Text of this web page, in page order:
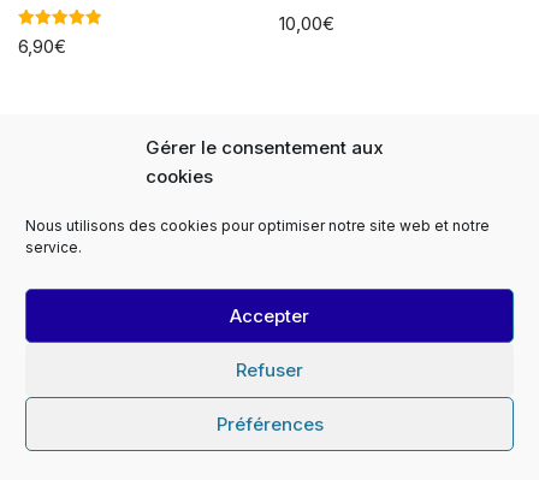
Gérer le consentement aux
cookies
Nous utilisons des cookies pour optimiser notre site web et notre
service.
Accepter
Refuser
Préférences
Note
5.00
6,90€
10,00€
Panier
Notre Histoire
Le Monopati Newsletter
Devis
Mentions légales
Politique de cookies (EU)